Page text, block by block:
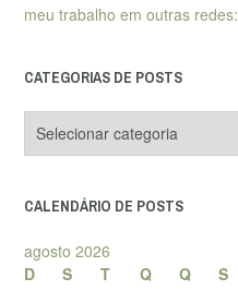
meu trabalho em outras redes:
CATEGORIAS DE POSTS
de
CALENDÁRIO DE POSTS
agosto 2026
D
S T Q Q S